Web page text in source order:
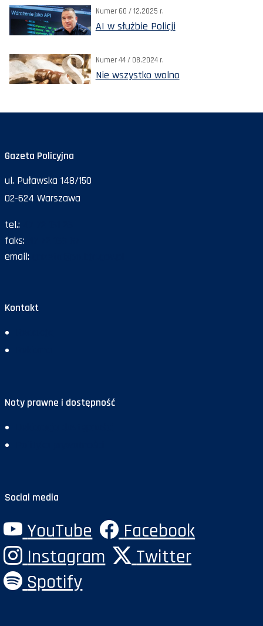
Numer 60 / 12.2025 r.
AI w służbie Policji
Numer 44 / 08.2024 r.
Nie wszystko wolno
Gazeta Policyjna
ul. Puławska 148/150
02-624 Warszawa
tel.:
faks:
email:
Kontakt
Noty prawne i dostępność
Social media
YouTube
Facebook
Instagram
Twitter
Spotify